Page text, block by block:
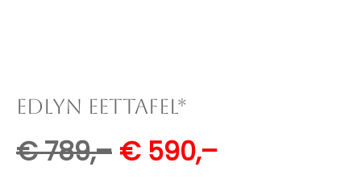
EDLYN EETTAFEL*
€789,– € 590,–